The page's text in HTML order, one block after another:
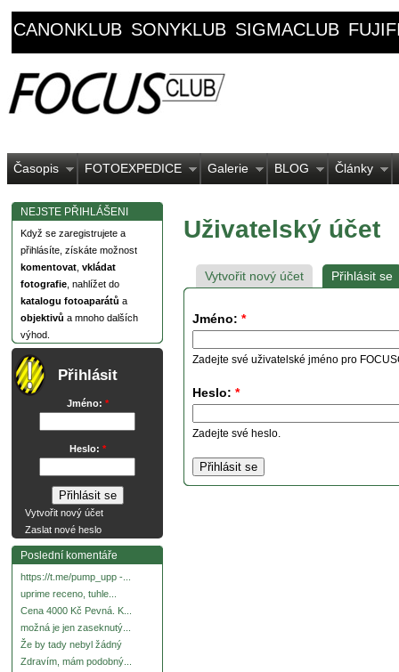
CANONKLUB SONYKLUB SIGMACLUB
Časopis FOTOEXPEDICE Galerie BLOG Články
NEJSTE PŘIHLÁŠENI
Když se zaregistrujete a
přihlásíte, získáte možnost
komentovat vkládat
fotografie , nahlížet do
katalogu fotoaparátů a
objektivů a mnoho dalších
výhod.
Přihlásit
Jméno: *
Heslo: *
Vytvořit nový účet
Zaslat nové heslo
Poslední komentáře
https://t.me/pump_upp -...
uprime receno, tuhle...
Cena 4000 Kč Pevná. K...
možná je jen zaseknutý...
Že by tady nebyl žádný
Zdravím, mám podobný...
Uživatelský účet
Vytvořit nový účet Přihlásit se
Jméno: *
Zadejte své uživatelské jméno pro
Heslo: *
Zadejte své heslo.